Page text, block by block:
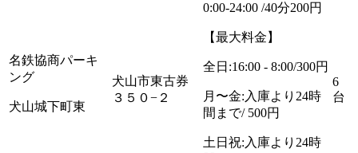
名鉄協商パーキ
ング
犬山城下町東
犬山市東古券
３５０−２
0:00-24:00 /40分200円
【最大料金】
全日:16:00 - 8:00/300円
月〜金:入庫より24時
間まで/ 500円
土日祝:入庫より24時
6
台